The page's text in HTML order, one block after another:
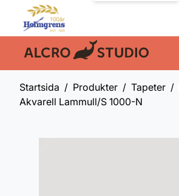
En del av:
Startsida Produkter Tapeter
Akvarell Lammull/S 1000-N